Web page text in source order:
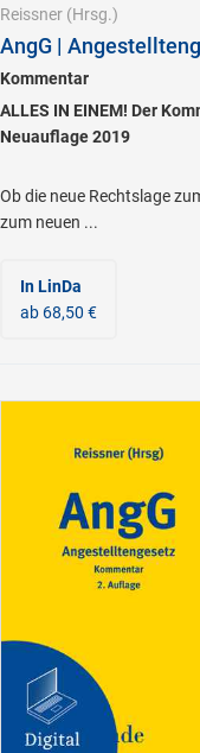
Reissner (Hrsg.)
AngG |
Kommentar
ALLES IN EINEM! Der
Neuauflage 2019
Ob die neue Rechtslage
zum neuen ...
In LinDa
ab 68,50 €